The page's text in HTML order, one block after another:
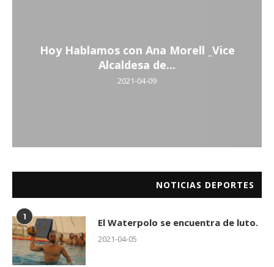
Hoy Hablamos con Ana Morell _Vice
Alcaldesa de...
2021-04-09
NOTICIAS DEPORTES
1 El Waterpolo se encuentra de luto.
2021-04-05